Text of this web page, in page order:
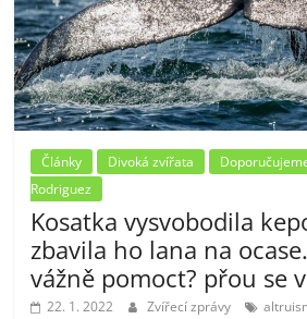
Články Divoká zvířata
Rodriguez
Kosatka vysvobodila
zbavila ho lana na
vážně pomoct? přou se
22. 1. 2022 Zvířecí zprávy